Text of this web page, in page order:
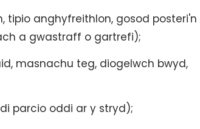
anghyfreithlon, gosod posteri'n
a gwastraff o gartrefi);
masnachu teg, diogelwch bwyd,
parcio oddi ar y stryd);